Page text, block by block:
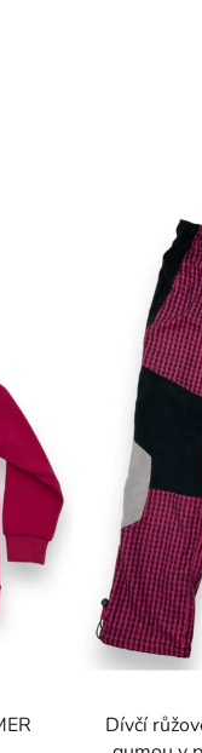
Dívčí